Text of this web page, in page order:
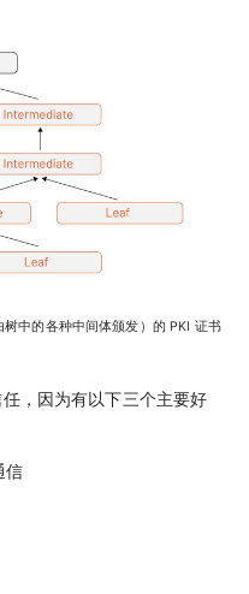
中的各种中间体颁发）的 PKI 证书
，因为有以下三个主要好
信